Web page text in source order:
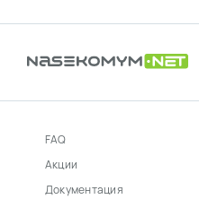
FAQ
Акции
Документация